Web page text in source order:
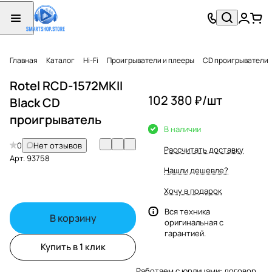
Главная Каталог Hi-Fi Проигрыватели и плееры CD проигрыватели
Rotel RCD-1572MKII
Black CD
проигрыватель
0
Нет отзывов
Арт.93758
В корзину
Купить в 1 клик
102 380 ₽/шт
В наличии
Рассчитать доставку
Нашли дешевле?
Хочу в подарок
Вся техника
оригинальная с
гарантией.